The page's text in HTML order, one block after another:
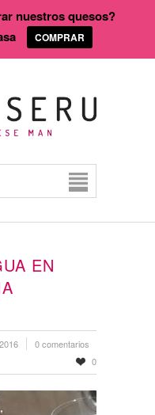
EN
0 comentarios
0
nuestros quesos?
COMPRAR